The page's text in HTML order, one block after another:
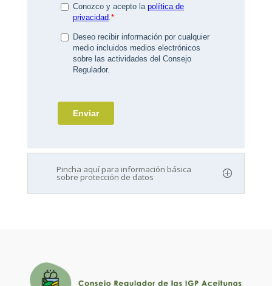
Pincha aquí para información básica
sobre protección de datos